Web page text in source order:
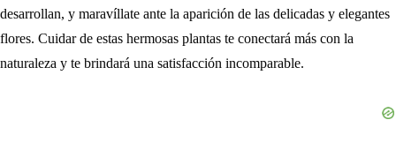
desarrollan, y maravíllate ante la aparición de las delicadas y elegantes
flores. Cuidar de estas hermosas plantas te conectará más con la
naturaleza y te brindará una satisfacción incomparable.